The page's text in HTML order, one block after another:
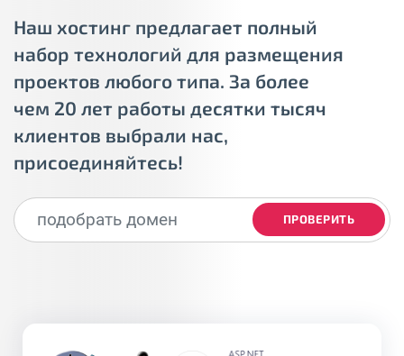
Наш хостинг предлагает полный
набор технологий для размещения
проектов любого типа. За более
чем 20 лет работы десятки тысяч
клиентов выбрали нас,
присоединяйтесь!
ПРОВЕРИТЬ